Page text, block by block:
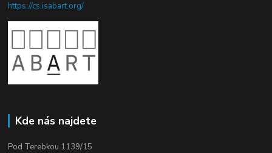
https://cs.isabart.org/
Kde nás najdete
Pod Terebkou 1139/15